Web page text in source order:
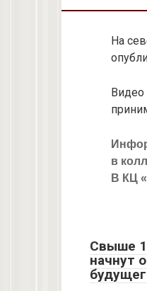
На
Видео
в
В КЦ
Свыше
начнут